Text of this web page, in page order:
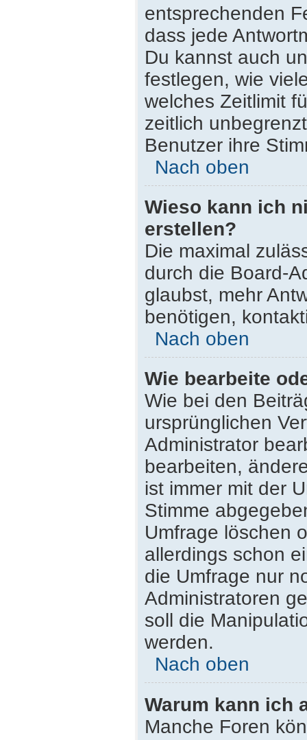
entsprechenden
dass jede
Du kannst auch
festlegen, wie
welches Zeitlimit
zeitlich
Benutzer ihre
Nach oben
Wieso kann ich
erstellen?
Die maximal
durch die Board-
glaubst, mehr
benötigen,
Nach oben
Wie bearbeite
Wie bei den
ursprünglichen
Administrator
bearbeiten,
ist immer mit der
Stimme
Umfrage löschen
allerdings schon
die Umfrage nur
Administratoren
soll die
werden.
Nach oben
Warum kann ich
Manche Foren